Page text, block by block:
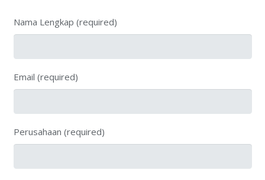
Nama Lengkap (required)
Email (required)
Perusahaan (required)